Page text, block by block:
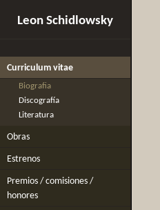
Leon Schidlowsky
Curriculum vitae
Biografia
Discografía
Literatura
Obras
Estrenos
Premios / comisiones /
honores